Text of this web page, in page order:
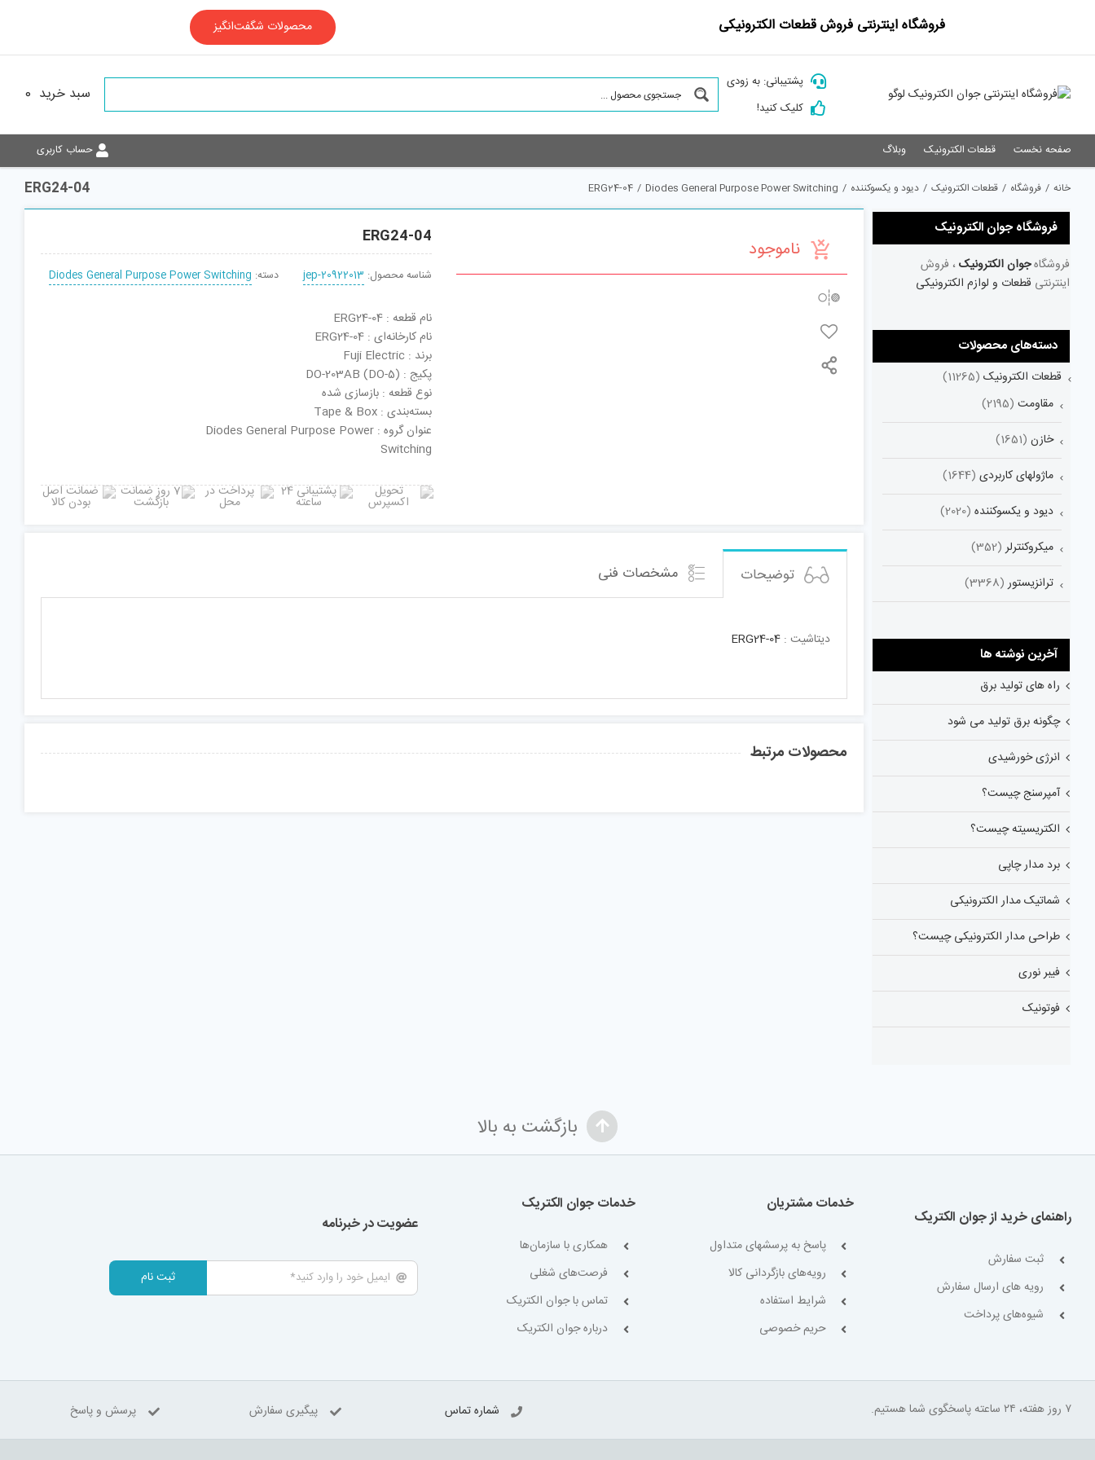
فروشگاه اینترنتی فروش قطعات الکترونیکی محصولات شگفت‌انگیز
پشتیبانی: به زودی
کلیک کنید!
سبد خرید 0
صفحه نخست قطعات الکترونیک وبلاگ حساب کاربری
ERG24-04 خانه / فروشگاه / قطعات الکترونیک / دیود و یکسوکننده /
Diodes General Purpose Power Switching
/
ERG24-04
ناموجود ERG24-04
شناسه محصول: jep-20922013 دسته: Diodes General Purpose Power Switching
نام قطعه : ERG24-04
نام کارخانه‌ای : ERG24-04
برند : Fuji Electric
پکیج : DO-203AB (DO-5)
نوع قطعه : بازسازی شده
بسته‌بندی : Tape & Box
عنوان گروه : Diodes General Purpose Power
Switching
توضیحات مشخصات فنی
دیتاشیت : ERG24-04
محصولات مرتبط
فروشگاه جوان الکترونیک
فروشگاهجوان الکترونیک ، فروش
اینترنتی قطعات و لوازم الکترونیکی
دسته‌های محصولات
قطعات الکترونیک (11265)
مقاومت (2195)
خازن (1651)
ماژولهای کاربردی (1644)
دیود و یکسوکننده (2020)
میکروکنترلر (352)
ترانزیستور (3368)
آخرین نوشته ها
راه های تولید برق
چگونه برق تولید می شود
انرژی خورشیدی
آمپرسنج چیست؟
الکتریسیته چیست؟
برد مدار چاپی
شماتیک مدار الکترونیکی
طراحی مدار الکترونیکی چیست؟
فیبر نوری
فوتونیک
بازگشت به بالا
راهنمای خرید از جوان الکتریک
ثبت سفارش
رویه های ارسال سفارش
شیوه‌های پرداخت
خدمات مشتریان
پاسخ به پرسشهای متداول
رویه‌های بازگردانی کالا
شرایط استفاده
حریم خصوصی
خدمات جوان الکتریک
همکاری با سازمان‌ها
فرصت‌های شغلی
تماس با جوان الکتریک
درباره جوان الکتریک
عضویت در خبرنامه
ثبت نام
۷ روز هفته، ۲۴ ساعته پاسخگوی شما هستیم. شماره تماس پیگیری سفارش پرسش و پاسخ